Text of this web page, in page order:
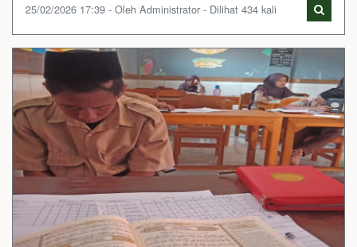
25/02/2026 17:39 - Oleh Administrator - Dilihat 434 kali